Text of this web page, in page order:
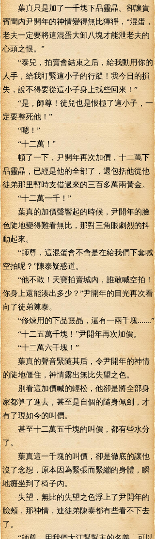
葉真只是加了一千塊下品靈晶。卻讓貴
賓間內尹開年的神情變得無比獰猙，“混蛋，
老夫一定要將這混蛋大卸八塊才能泄老夫的
心頭之恨。”
“泰兒，拍賣會結束之后，給我動用你的
人手，給我盯緊這小子的行蹤！我今日的損
失，說不得要從這小子身上找些回來！”
“是，師尊！徒兒也是恨極了這小子，一
定要整死他！”
“嗯！”
“十二萬！”
頓了一下，尹開年再次加價，十二萬下
品靈晶，已經是他的全部了，還包括他從他
徒弟那里暫時支借過來的三百多萬兩黃金。
“十二萬一千！”
葉真的加價聲響起的時候，尹開年的臉
色陡地變得難看無比，那對三角眼劇烈的抖
動起來。
“師尊，這混蛋會不會是在給我們下套喊
空拍呢？”陳泰疑惑道。
“他不敢！天寶拍賣城內，誰敢喊空拍！
你身上還能湊出多少？”尹開年的目光再次看
向了徒弟陳泰。
“修煉用的下品靈晶，還有一兩千塊.......”
“十二五萬千塊！”尹開年再次加價。
“十二萬六千塊！”
葉真的聲音緊隨其后，令尹開年的神情
的陡地僵住，神情露出無比失望之色。
別看這加價喊的輕松，他卻是將全部身
家都算了進去，甚至是自個的隨身佩劍，才
有了現如今的叫價。
甚至十二萬五千塊的叫價，都有些水分
了。
葉真這一千塊的叫價，卻是徹底的讓他
沒了念想，原本因為緊張而緊繃的身體，瞬
地癱坐到了椅子內。
失望，無比的失望之色浮上了尹開年的
臉頰，那神情，連徒弟陳泰都有些看不下去
了。